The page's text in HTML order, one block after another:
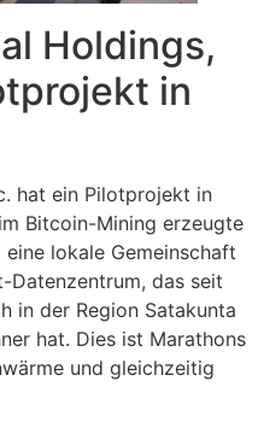
Holdings,
in
hat ein Pilotprojekt in
Bitcoin-Mining erzeugte
lokale Gemeinschaft
Datenzentrum, das seit
in der Region Satakunta
hat. Dies ist Marathons
und gleichzeitig